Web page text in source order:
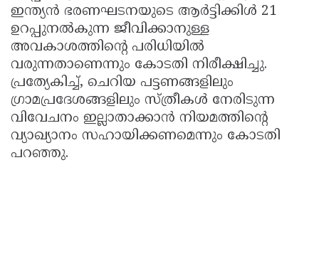
ഇന്ത്യൻ ഭരണഘടനയുടെ ആർട്ടിക്കിൾ 21
ഉറപ്പുനൽകുന്ന ജീവിക്കാനുള്ള
അവകാശത്തിൻ്റെ പരിധിയിൽ
വരുന്നതാണെന്നും കോടതി നിരീക്ഷിച്ചു.
പ്രത്യേകിച്ച്, ചെറിയ പട്ടണങ്ങളിലും
ഗ്രാമപ്രദേശങ്ങളിലും സ്ത്രീകൾ നേരിടുന്ന
വിവേചനം ഇല്ലാതാക്കാൻ നിയമത്തിന്റെ
വ്യാഖ്യാനം സഹായിക്കണമെന്നും കോടതി
പറഞ്ഞു.